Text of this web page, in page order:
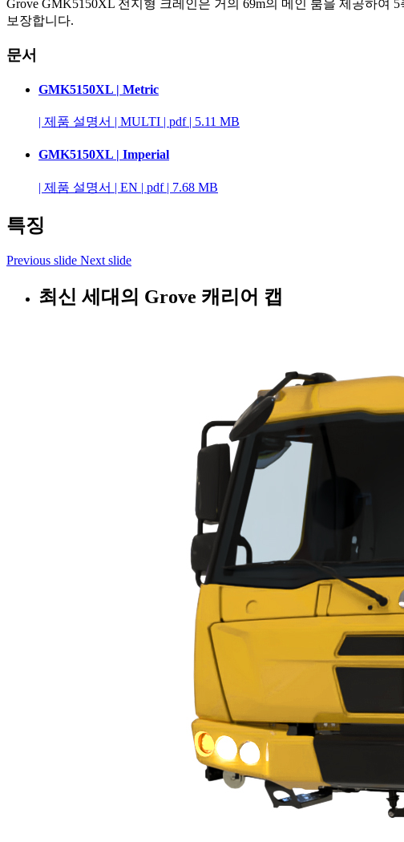
Grove GMK5150XL 전지형 크레인은 거의 69m의 메인 붐을 제공하여
보장합니다.
문서
GMK5150XL | Metric
| 제품 설명서 | MULTI | pdf | 5.11 MB
GMK5150XL | Imperial
| 제품 설명서 | EN | pdf | 7.68 MB
특징
Previous slide Next slide
최신 세대의 Grove 캐리어 캡